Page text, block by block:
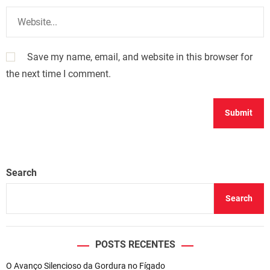
Save my name, email, and website in this browser for
the next time I comment.
Search
Search
POSTS RECENTES
O Avanço Silencioso da Gordura no Fígado